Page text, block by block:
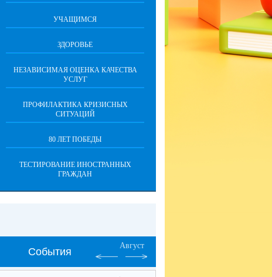
УЧАЩИМСЯ
ЗДОРОВЬЕ
НЕЗАВИСИМАЯ ОЦЕНКА КАЧЕСТВА
УСЛУГ
ПРОФИЛАКТИКА КРИЗИСНЫХ
СИТУАЦИЙ
80 ЛЕТ ПОБЕДЫ
ТЕСТИРОВАНИЕ ИНОСТРАННЫХ
ГРАЖДАН
События
Август